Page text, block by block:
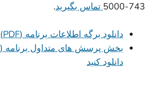
743-5000
تماس بگیرید.
دانلود برگه اطلاعات برنامه (PDF)
دانلود کنید